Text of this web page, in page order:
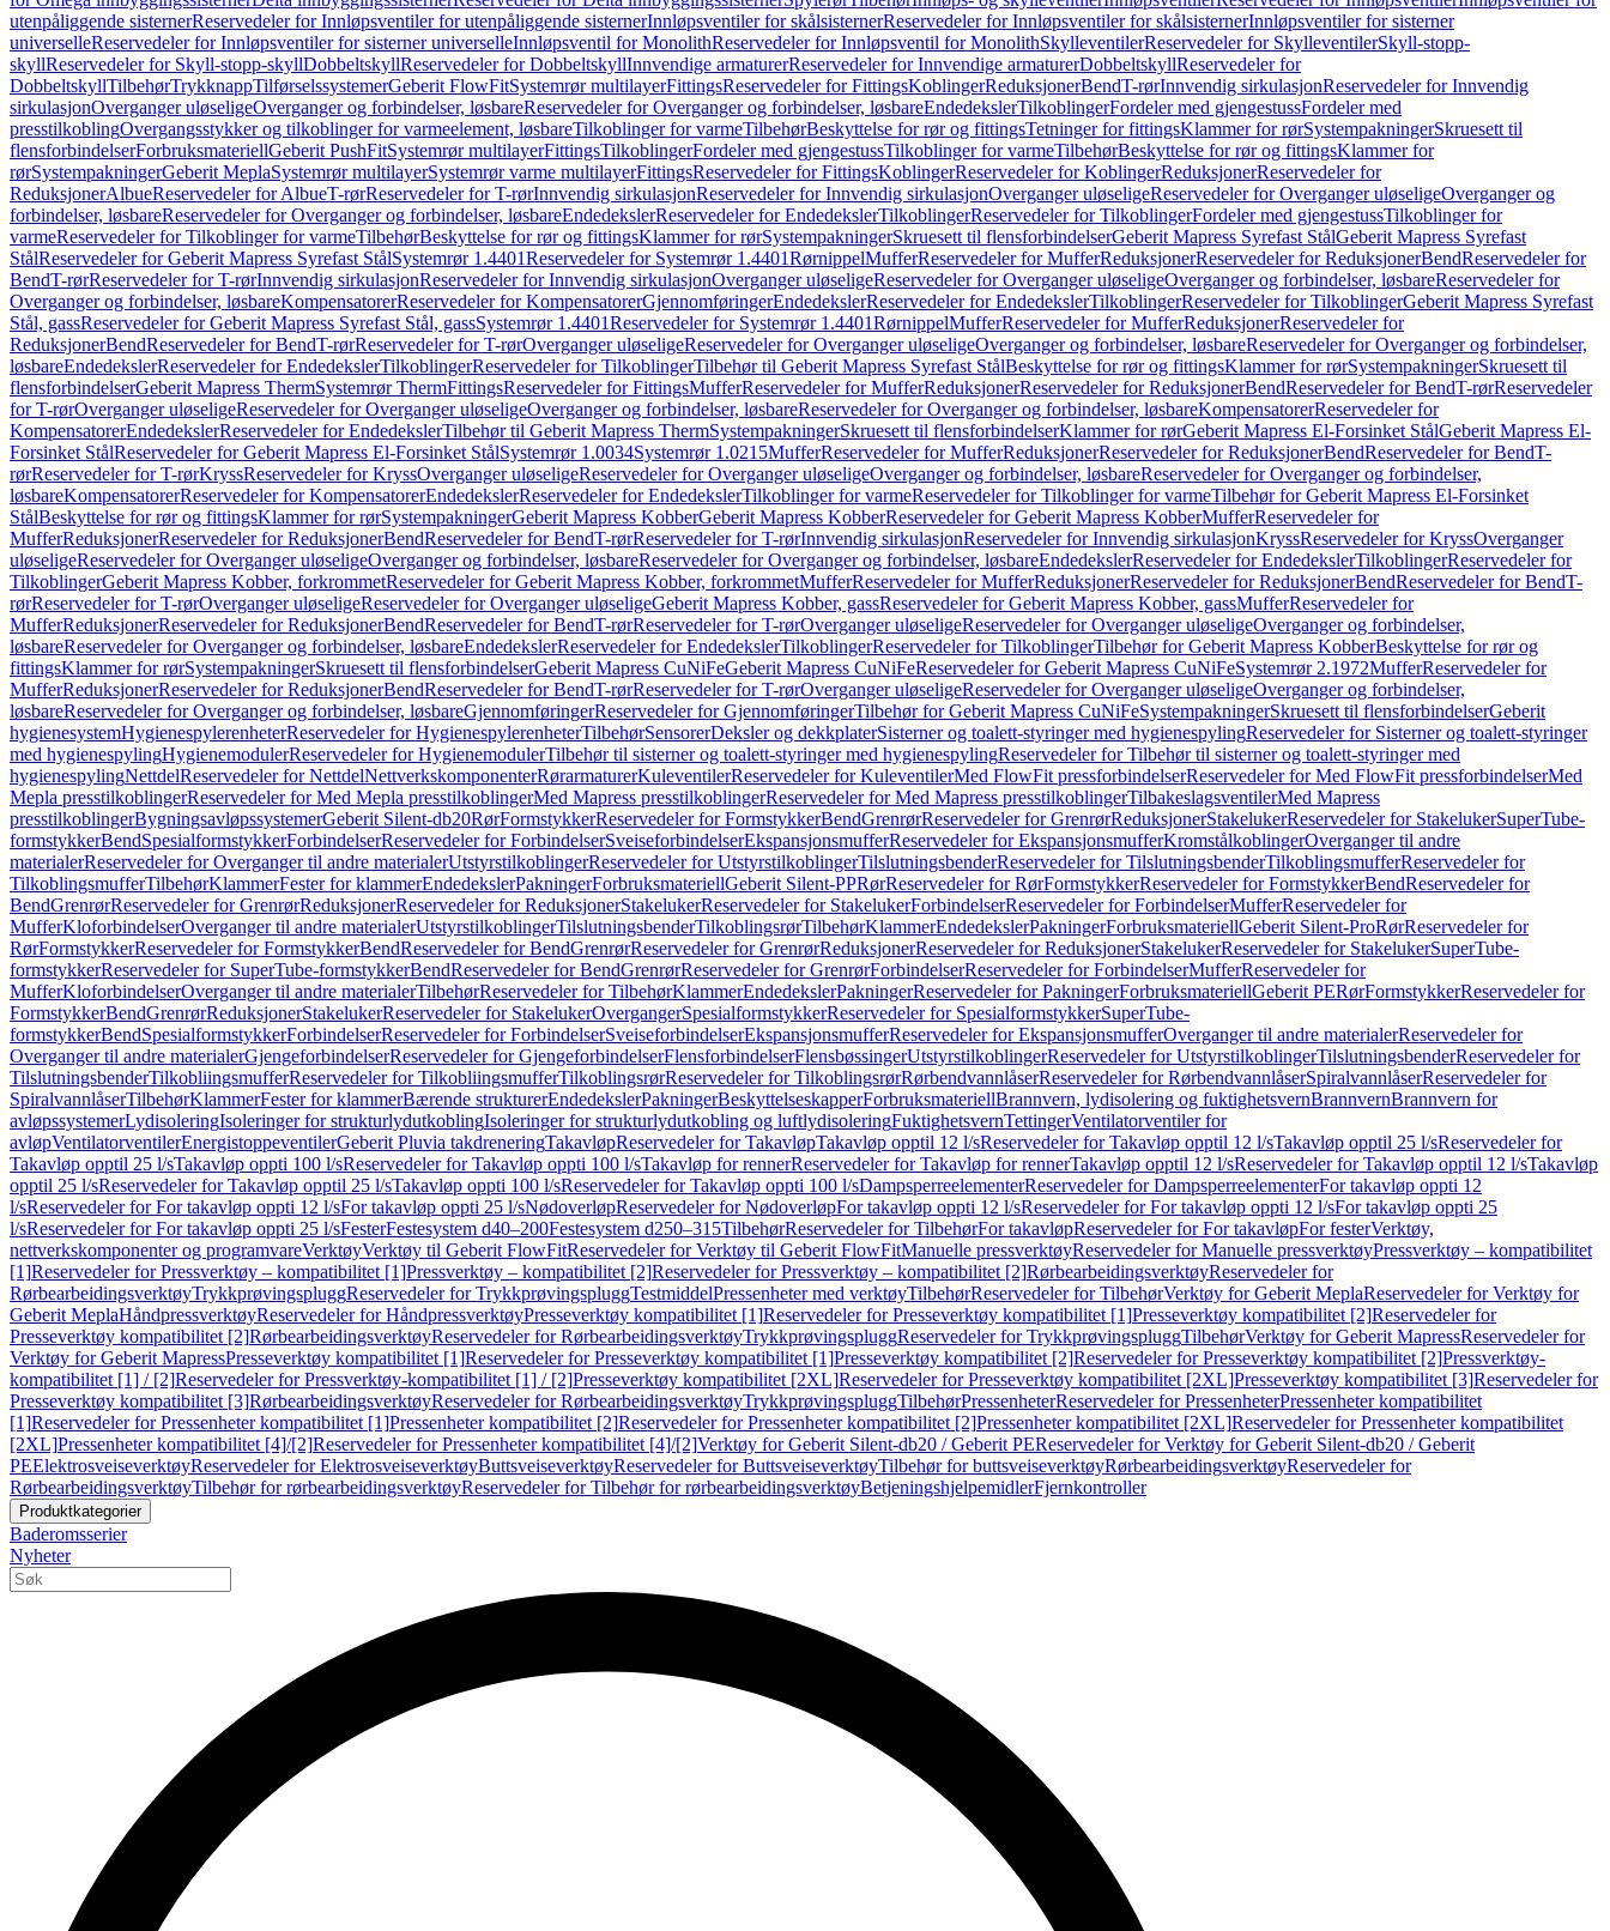
utenpåliggende sisternerReservedeler for Innløpsventiler for utenpåliggende sisternerInnløpsventiler for skålsisternerReservedeler for Innløpsventiler for skålsisternerInnløpsventiler for sisterner
universelleReservedeler for Innløpsventiler for sisterner universelleInnløpsventil for MonolithReservedeler for Innløpsventil for MonolithSkylleventilerReservedeler for SkylleventilerSkyll-stopp-
skyllReservedeler for Skyll-stopp-skyllDobbeltskyllReservedeler for DobbeltskyllInnvendige armaturerReservedeler for Innvendige armaturerDobbeltskyllReservedeler for
DobbeltskyllTilbehørTrykknappTilførselssystemerGeberit FlowFitSystemrør multilayerFittingsReservedeler for FittingsKoblingerReduksjonerBendT-rørInnvendig sirkulasjonReservedeler for Innvendig
sirkulasjonOverganger uløseligeOverganger og forbindelser, løsbareReservedeler for Overganger og forbindelser, løsbareEndedekslerTilkoblingerFordeler med gjengestussFordeler med
presstilkoblingOvergangsstykker og tilkoblinger for varmeelement, løsbareTilkoblinger for varmeTilbehørBeskyttelse for rør og fittingsTetninger for fittingsKlammer for rørSystempakningerSkruesett til
flensforbindelserForbruksmateriellGeberit PushFitSystemrør multilayerFittingsTilkoblingerFordeler med gjengestussTilkoblinger for varmeTilbehørBeskyttelse for rør og fittingsKlammer for
rørSystempakningerGeberit MeplaSystemrør multilayerSystemrør varme multilayerFittingsReservedeler for FittingsKoblingerReservedeler for KoblingerReduksjonerReservedeler for
ReduksjonerAlbueReservedeler for AlbueT-rørReservedeler for T-rørInnvendig sirkulasjonReservedeler for Innvendig sirkulasjonOverganger uløseligeReservedeler for Overganger uløseligeOverganger og
forbindelser, løsbareReservedeler for Overganger og forbindelser, løsbareEndedekslerReservedeler for EndedekslerTilkoblingerReservedeler for TilkoblingerFordeler med gjengestussTilkoblinger for
varmeReservedeler for Tilkoblinger for varmeTilbehørBeskyttelse for rør og fittingsKlammer for rørSystempakningerSkruesett til flensforbindelserGeberit Mapress Syrefast StålGeberit Mapress Syrefast
StålReservedeler for Geberit Mapress Syrefast StålSystemrør 1.4401Reservedeler for Systemrør 1.4401RørnippelMufferReservedeler for MufferReduksjonerReservedeler for ReduksjonerBendReservedeler for
BendT-rørReservedeler for T-rørInnvendig sirkulasjonReservedeler for Innvendig sirkulasjonOverganger uløseligeReservedeler for Overganger uløseligeOverganger og forbindelser, løsbareReservedeler for
Overganger og forbindelser, løsbareKompensatorerReservedeler for KompensatorerGjennomføringerEndedekslerReservedeler for EndedekslerTilkoblingerReservedeler for TilkoblingerGeberit Mapress Syrefast
Stål, gassReservedeler for Geberit Mapress Syrefast Stål, gassSystemrør 1.4401Reservedeler for Systemrør 1.4401RørnippelMufferReservedeler for MufferReduksjonerReservedeler for
ReduksjonerBendReservedeler for BendT-rørReservedeler for T-rørOverganger uløseligeReservedeler for Overganger uløseligeOverganger og forbindelser, løsbareReservedeler for Overganger og forbindelser,
løsbareEndedekslerReservedeler for EndedekslerTilkoblingerReservedeler for TilkoblingerTilbehør til Geberit Mapress Syrefast StålBeskyttelse for rør og fittingsKlammer for rørSystempakningerSkruesett til
flensforbindelserGeberit Mapress ThermSystemrør ThermFittingsReservedeler for FittingsMufferReservedeler for MufferReduksjonerReservedeler for ReduksjonerBendReservedeler for BendT-rørReservedeler
for T-rørOverganger uløseligeReservedeler for Overganger uløseligeOverganger og forbindelser, løsbareReservedeler for Overganger og forbindelser, løsbareKompensatorerReservedeler for
KompensatorerEndedekslerReservedeler for EndedekslerTilbehør til Geberit Mapress ThermSystempakningerSkruesett til flensforbindelserKlammer for rørGeberit Mapress El-Forsinket StålGeberit Mapress El-
Forsinket StålReservedeler for Geberit Mapress El-Forsinket StålSystemrør 1.0034Systemrør 1.0215MufferReservedeler for MufferReduksjonerReservedeler for ReduksjonerBendReservedeler for BendT-
rørReservedeler for T-rørKryssReservedeler for KryssOverganger uløseligeReservedeler for Overganger uløseligeOverganger og forbindelser, løsbareReservedeler for Overganger og forbindelser,
løsbareKompensatorerReservedeler for KompensatorerEndedekslerReservedeler for EndedekslerTilkoblinger for varmeReservedeler for Tilkoblinger for varmeTilbehør for Geberit Mapress El-Forsinket
StålBeskyttelse for rør og fittingsKlammer for rørSystempakningerGeberit Mapress KobberGeberit Mapress KobberReservedeler for Geberit Mapress KobberMufferReservedeler for
MufferReduksjonerReservedeler for ReduksjonerBendReservedeler for BendT-rørReservedeler for T-rørInnvendig sirkulasjonReservedeler for Innvendig sirkulasjonKryssReservedeler for KryssOverganger
uløseligeReservedeler for Overganger uløseligeOverganger og forbindelser, løsbareReservedeler for Overganger og forbindelser, løsbareEndedekslerReservedeler for EndedekslerTilkoblingerReservedeler for
TilkoblingerGeberit Mapress Kobber, forkrommetReservedeler for Geberit Mapress Kobber, forkrommetMufferReservedeler for MufferReduksjonerReservedeler for ReduksjonerBendReservedeler for BendT-
rørReservedeler for T-rørOverganger uløseligeReservedeler for Overganger uløseligeGeberit Mapress Kobber, gassReservedeler for Geberit Mapress Kobber, gassMufferReservedeler for
MufferReduksjonerReservedeler for ReduksjonerBendReservedeler for BendT-rørReservedeler for T-rørOverganger uløseligeReservedeler for Overganger uløseligeOverganger og forbindelser,
løsbareReservedeler for Overganger og forbindelser, løsbareEndedekslerReservedeler for EndedekslerTilkoblingerReservedeler for TilkoblingerTilbehør for Geberit Mapress KobberBeskyttelse for rør og
fittingsKlammer for rørSystempakningerSkruesett til flensforbindelserGeberit Mapress CuNiFeGeberit Mapress CuNiFeReservedeler for Geberit Mapress CuNiFeSystemrør 2.1972MufferReservedeler for
MufferReduksjonerReservedeler for ReduksjonerBendReservedeler for BendT-rørReservedeler for T-rørOverganger uløseligeReservedeler for Overganger uløseligeOverganger og forbindelser,
løsbareReservedeler for Overganger og forbindelser, løsbareGjennomføringerReservedeler for GjennomføringerTilbehør for Geberit Mapress CuNiFeSystempakningerSkruesett til flensforbindelserGeberit
hygienesystemHygienespylerenheterReservedeler for HygienespylerenheterTilbehørSensorerDeksler og dekkplaterSisterner og toalett-styringer med hygienespylingReservedeler for Sisterner og toalett-styringer
med hygienespylingHygienemodulerReservedeler for HygienemodulerTilbehør til sisterner og toalett-styringer med hygienespylingReservedeler for Tilbehør til sisterner og toalett-styringer med
hygienespylingNettdelReservedeler for NettdelNettverkskomponenterRørarmaturerKuleventilerReservedeler for KuleventilerMed FlowFit pressforbindelserReservedeler for Med FlowFit pressforbindelserMed
Mepla presstilkoblingerReservedeler for Med Mepla presstilkoblingerMed Mapress presstilkoblingerReservedeler for Med Mapress presstilkoblingerTilbakeslagsventilerMed Mapress
presstilkoblingerBygningsavløpssystemerGeberit Silent-db20RørFormstykkerReservedeler for FormstykkerBendGrenrørReservedeler for GrenrørReduksjonerStakelukerReservedeler for StakelukerSuperTube-
formstykkerBendSpesialformstykkerForbindelserReservedeler for ForbindelserSveiseforbindelserEkspansjonsmufferReservedeler for EkspansjonsmufferKromstålkoblingerOverganger til andre
materialerReservedeler for Overganger til andre materialerUtstyrstilkoblingerReservedeler for UtstyrstilkoblingerTilslutningsbenderReservedeler for TilslutningsbenderTilkoblingsmufferReservedeler for
TilkoblingsmufferTilbehørKlammerFester for klammerEndedekslerPakningerForbruksmateriellGeberit Silent-PPRørReservedeler for RørFormstykkerReservedeler for FormstykkerBendReservedeler for
BendGrenrørReservedeler for GrenrørReduksjonerReservedeler for ReduksjonerStakelukerReservedeler for StakelukerForbindelserReservedeler for ForbindelserMufferReservedeler for
MufferKloforbindelserOverganger til andre materialerUtstyrstilkoblingerTilslutningsbenderTilkoblingsrørTilbehørKlammerEndedekslerPakningerForbruksmateriellGeberit Silent-ProRørReservedeler for
RørFormstykkerReservedeler for FormstykkerBendReservedeler for BendGrenrørReservedeler for GrenrørReduksjonerReservedeler for ReduksjonerStakelukerReservedeler for StakelukerSuperTube-
formstykkerReservedeler for SuperTube-formstykkerBendReservedeler for BendGrenrørReservedeler for GrenrørForbindelserReservedeler for ForbindelserMufferReservedeler for
MufferKloforbindelserOverganger til andre materialerTilbehørReservedeler for TilbehørKlammerEndedekslerPakningerReservedeler for PakningerForbruksmateriellGeberit PERørFormstykkerReservedeler for
FormstykkerBendGrenrørReduksjonerStakelukerReservedeler for StakelukerOvergangerSpesialformstykkerReservedeler for SpesialformstykkerSuperTube-
formstykkerBendSpesialformstykkerForbindelserReservedeler for ForbindelserSveiseforbindelserEkspansjonsmufferReservedeler for EkspansjonsmufferOverganger til andre materialerReservedeler for
Overganger til andre materialerGjengeforbindelserReservedeler for GjengeforbindelserFlensforbindelserFlensbøssingerUtstyrstilkoblingerReservedeler for UtstyrstilkoblingerTilslutningsbenderReservedeler for
TilslutningsbenderTilkobliingsmufferReservedeler for TilkobliingsmufferTilkoblingsrørReservedeler for TilkoblingsrørRørbendvannlåserReservedeler for RørbendvannlåserSpiralvannlåserReservedeler for
SpiralvannlåserTilbehørKlammerFester for klammerBærende strukturerEndedekslerPakningerBeskyttelseskapperForbruksmateriellBrannvern, lydisolering og fuktighetsvernBrannvernBrannvern for
avløpssystemerLydisoleringIsoleringer for strukturlydutkoblingIsoleringer for strukturlydutkobling og luftlydisoleringFuktighetsvernTettingerVentilatorventiler for
avløpVentilatorventilerEnergistoppeventilerGeberit Pluvia takdreneringTakavløpReservedeler for TakavløpTakavløp opptil 12 l/sReservedeler for Takavløp opptil 12 l/sTakavløp opptil 25 l/sReservedeler for
Takavløp opptil 25 l/sTakavløp oppti 100 l/sReservedeler for Takavløp oppti 100 l/sTakavløp for rennerReservedeler for Takavløp for rennerTakavløp opptil 12 l/sReservedeler for Takavløp opptil 12 l/sTakavløp
opptil 25 l/sReservedeler for Takavløp opptil 25 l/sTakavløp oppti 100 l/sReservedeler for Takavløp oppti 100 l/sDampsperreelementerReservedeler for DampsperreelementerFor takavløp oppti 12
l/sReservedeler for For takavløp oppti 12 l/sFor takavløp oppti 25 l/sNødoverløpReservedeler for NødoverløpFor takavløp oppti 12 l/sReservedeler for For takavløp oppti 12 l/sFor takavløp oppti 25
l/sReservedeler for For takavløp oppti 25 l/sFesterFestesystem d40–200Festesystem d250–315TilbehørReservedeler for TilbehørFor takavløpReservedeler for For takavløpFor festerVerktøy,
nettverkskomponenter og programvareVerktøyVerktøy til Geberit FlowFitReservedeler for Verktøy til Geberit FlowFitManuelle pressverktøyReservedeler for Manuelle pressverktøyPressverktøy – kompatibilitet
[1]Reservedeler for Pressverktøy – kompatibilitet [1]Pressverktøy – kompatibilitet [2]Reservedeler for Pressverktøy – kompatibilitet [2]RørbearbeidingsverktøyReservedeler for
RørbearbeidingsverktøyTrykkprøvingspluggReservedeler for TrykkprøvingspluggTestmiddelPressenheter med verktøyTilbehørReservedeler for TilbehørVerktøy for Geberit MeplaReservedeler for Verktøy for
Geberit MeplaHåndpressverktøyReservedeler for HåndpressverktøyPresseverktøy kompatibilitet [1]Reservedeler for Presseverktøy kompatibilitet [1]Presseverktøy kompatibilitet [2]Reservedeler for
Presseverktøy kompatibilitet [2]RørbearbeidingsverktøyReservedeler for RørbearbeidingsverktøyTrykkprøvingspluggReservedeler for TrykkprøvingspluggTilbehørVerktøy for Geberit MapressReservedeler for
Verktøy for Geberit MapressPresseverktøy kompatibilitet [1]Reservedeler for Presseverktøy kompatibilitet [1]Presseverktøy kompatibilitet [2]Reservedeler for Presseverktøy kompatibilitet [2]Pressverktøy-
kompatibilitet [1] / [2]Reservedeler for Pressverktøy-kompatibilitet [1] / [2]Presseverktøy kompatibilitet [2XL]Reservedeler for Presseverktøy kompatibilitet [2XL]Presseverktøy kompatibilitet [3]Reservedeler for
Presseverktøy kompatibilitet [3]RørbearbeidingsverktøyReservedeler for RørbearbeidingsverktøyTrykkprøvingspluggTilbehørPressenheterReservedeler for PressenheterPressenheter kompatibilitet
[1]Reservedeler for Pressenheter kompatibilitet [1]Pressenheter kompatibilitet [2]Reservedeler for Pressenheter kompatibilitet [2]Pressenheter kompatibilitet [2XL]Reservedeler for Pressenheter kompatibilitet
[2XL]Pressenheter kompatibilitet [4]/[2]Reservedeler for Pressenheter kompatibilitet [4]/[2]Verktøy for Geberit Silent-db20 / Geberit PEReservedeler for Verktøy for Geberit Silent-db20 / Geberit
PEElektrosveiseverktøyReservedeler for ElektrosveiseverktøyButtsveiseverktøyReservedeler for ButtsveiseverktøyTilbehør for buttsveiseverktøyRørbearbeidingsverktøyReservedeler for
RørbearbeidingsverktøyTilbehør for rørbearbeidingsverktøyReservedeler for Tilbehør for rørbearbeidingsverktøyBetjeningshjelpemidlerFjernkontroller
Produktkategorier
Baderomsserier
Nyheter